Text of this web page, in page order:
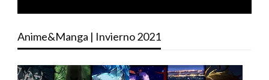
Anime&Manga | Invierno 2021